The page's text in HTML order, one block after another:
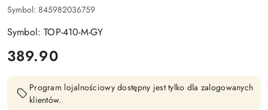
Symbol: 845982036759
Symbol: TOP-410-M-GY
cena:
389.90
Program lojalnościowy dostępny jest tylko dla zalogowanych
klientów.